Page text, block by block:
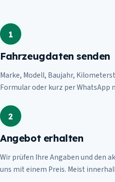
1
Fahrzeugdaten senden
Marke, Modell, Baujahr,
Formular oder kurz per WhatsApp
2
Angebot erhalten
Wir prüfen Ihre Angaben und den
uns mit einem Preis. Meist